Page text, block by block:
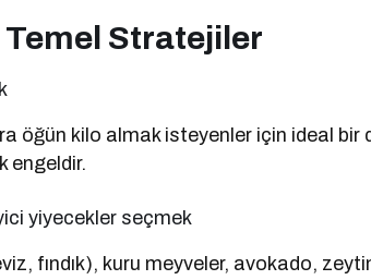
Stratejiler
öğün kilo almak isteyenler için ideal bir
engeldir.
yiyecekler seçmek
fındık), kuru meyveler, avokado,